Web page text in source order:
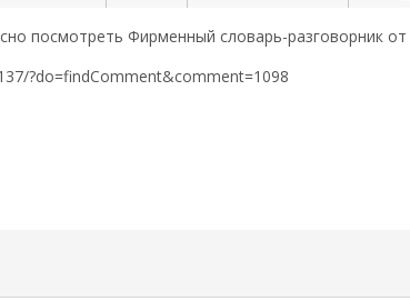
посмотреть Фирменный словарь-разговорник от
?do=findComment&comment=1098